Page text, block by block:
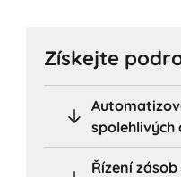
Získejte
spolehlivých
Řízení